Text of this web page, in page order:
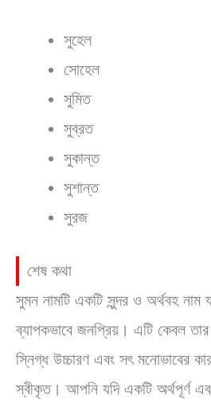
সুহেল
সোহেল
সুমিত
সুব্রত
সুকান্ত
সুশান্ত
সুরজ
শেষ কথা
সুমন নামটি একটি সুন্দর ও অর্থবহ নাম
ব্যাপকভাবে জনপ্রিয়। এটি কেবল
স্নিগ্ধ উচ্চারণ এবং সৎ মনোভাবের
স্বীকৃত। আপনি যদি একটি অর্থপূর্ণ